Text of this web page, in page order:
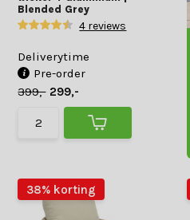
Blended Grey
4 reviews
Deliverytime
Pre-order
399,- 299,-
38% korting